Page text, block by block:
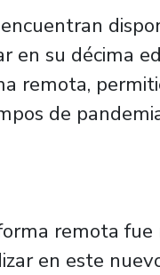
en su décima
remota,
de
remota
en este